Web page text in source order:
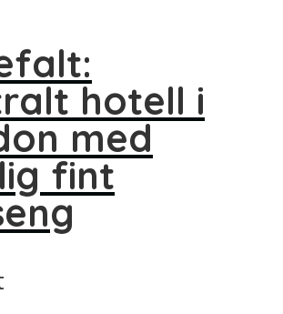
hotell i
med
fint